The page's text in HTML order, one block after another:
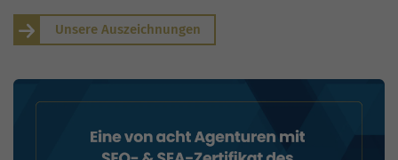
Unsere Auszeichnungen